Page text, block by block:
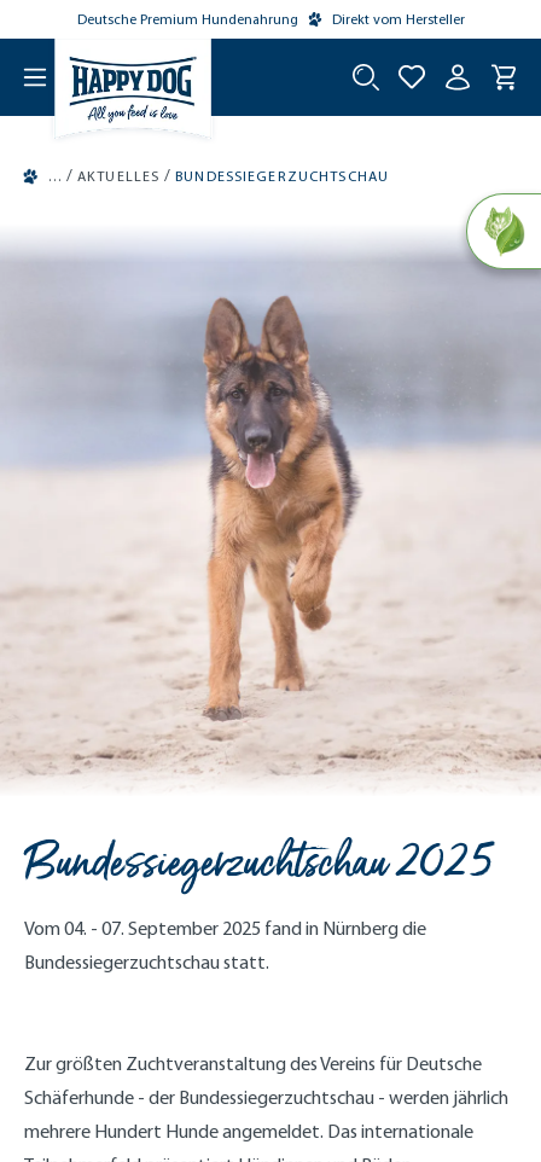
springen
Deutsche Premium Hundenahrung Direkt vom Hersteller
/ AKTUELLES / BUNDESSIEGERZUCHTSCHAU
Bundessiegerzuchtschau 2025
Vom 04. - 07. September 2025 fand in Nürnberg die
Bundessiegerzuchtschau statt.
Zur größten Zuchtveranstaltung des Vereins für Deutsche
Schäferhunde - der Bundessiegerzuchtschau - werden jährlich
mehrere Hundert Hunde angemeldet. Das internationale